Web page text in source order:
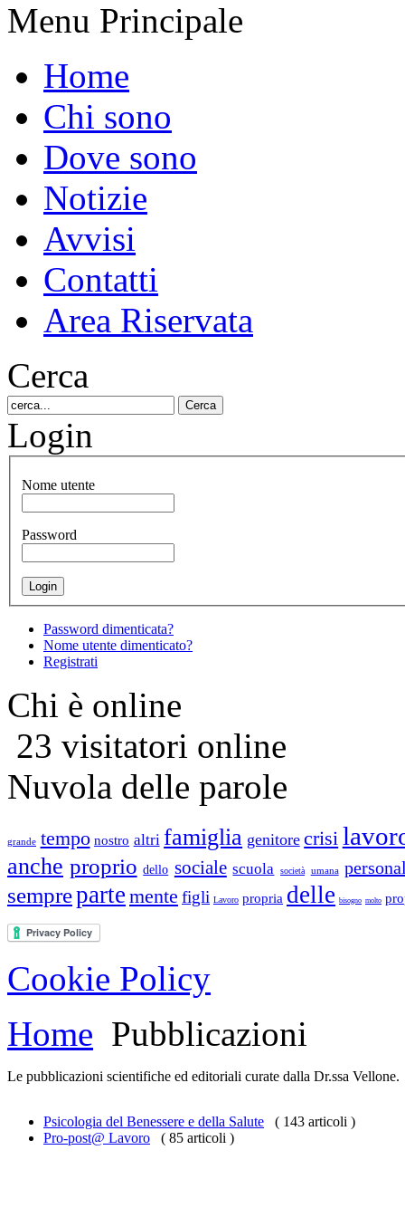
Menu Principale
Home
Chi sono
Dove sono
Notizie
Avvisi
Contatti
Area Riservata
Cerca
Login
Nome utente
Password
Password dimenticata?
Nome utente dimenticato?
Registrati
Chi è online
23 visitatori online
Nuvola delle parole
grande tempo nostro altri famiglia genitore crisi
anche proprio dello sociale scuola società umana
sempreparte mente figli Lavoro propria delle bisogno molto
Cookie Policy
Home Pubblicazioni
Le pubblicazioni scientifiche ed editoriali curate dalla Dr.ssa Vellone.
Psicologia del Benessere e della Salute
( 143 articoli )
Pro-post@ Lavoro
( 85 articoli )